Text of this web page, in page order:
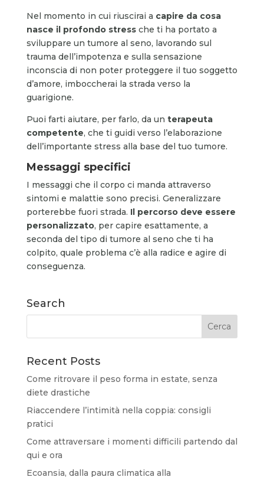
Nel momento in cui riuscirai a capire da cosa
nasce il profondo stressche ti ha portato a
sviluppare un tumore al seno, lavorando sul
trauma dell’impotenza e sulla sensazione
inconscia di non poter proteggere il tuo soggetto
d’amore, imboccherai la strada verso la
guarigione.
Puoi farti aiutare, per farlo, da un terapeuta
competente, che ti guidi verso l’elaborazione
dell’importante stress alla base del tuo tumore.
Messaggi specifici
I messaggi che il corpo ci manda attraverso
sintomi e malattie sono precisi. Generalizzare
porterebbe fuori strada. Il percorso deve essere
personalizzato, per capire esattamente, a
seconda del tipo di tumore al seno che ti ha
colpito, quale problema c’è alla radice e agire di
conseguenza.
Search
Recent Posts
Come ritrovare il peso forma in estate, senza
diete drastiche
Riaccendere l’intimità nella coppia: consigli
pratici
Come attraversare i momenti difficili partendo dal
qui e ora
Ecoansia, dalla paura climatica alla